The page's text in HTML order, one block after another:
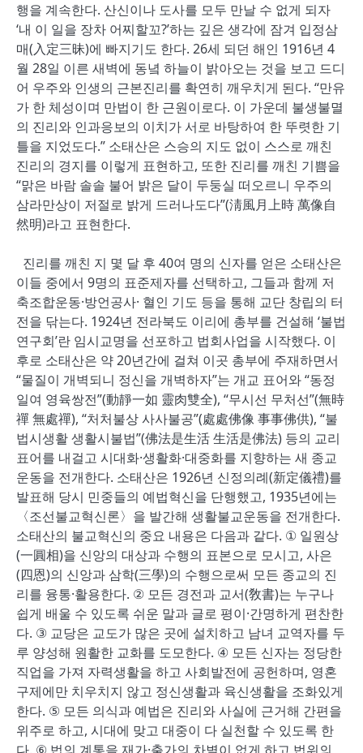
행을 계속한다. 산신이나 도사를 모두 만날 수 없게 되자
‘내 이 일을 장차 어찌할꼬?’하는 깊은 생각에 잠겨 입정삼
매(入定三昧)에 빠지기도 한다. 26세 되던 해인 1916년 4
월 28일 이른 새벽에 동녘 하늘이 밝아오는 것을 보고 드디
어 우주와 인생의 근본진리를 확연히 깨우치게 된다. “만유
가 한 체성이며 만법이 한 근원이로다. 이 가운데 불생불멸
의 진리와 인과응보의 이치가 서로 바탕하여 한 뚜렷한 기
틀을 지었도다.” 소태산은 스승의 지도 없이 스스로 깨친
진리의 경지를 이렇게 표현하고, 또한 진리를 깨친 기쁨을
“맑은 바람 솔솔 불어 밝은 달이 두둥실 떠오르니 우주의
삼라만상이 저절로 밝게 드러나도다”(淸風月上時 萬像自
然明)라고 표현한다.
진리를 깨친 지 몇 달 후 40여 명의 신자를 얻은 소태산은
이들 중에서 9명의 표준제자를 선택하고, 그들과 함께 저
축조합운동·방언공사· 혈인 기도 등을 통해 교단 창립의 터
전을 닦는다. 1924년 전라북도 이리에 총부를 건설해 ‘불법
연구회’란 임시교명을 선포하고 법회사업을 시작했다. 이
후로 소태산은 약 20년간에 걸쳐 이곳 총부에 주재하면서
“물질이 개벽되니 정신을 개벽하자”는 개교 표어와 “동정
일여 영육쌍전”(動靜一如 靈肉雙全), “무시선 무처선”(無時
禪 無處禪), “처처불상 사사불공”(處處佛像 事事佛供), “불
법시생활 생활시불법”(佛法是生活 生活是佛法) 등의 교리
표어를 내걸고 시대화·생활화·대중화를 지향하는 새 종교
운동을 전개한다. 소태산은 1926년 신정의례(新定儀禮)를
발표해 당시 민중들의 예법혁신을 단행했고, 1935년에는
〈조선불교혁신론〉을 발간해 생활불교운동을 전개한다.
소태산의 불교혁신의 중요 내용은 다음과 같다. ① 일원상
(一圓相)을 신앙의 대상과 수행의 표본으로 모시고, 사은
(四恩)의 신앙과 삼학(三學)의 수행으로써 모든 종교의 진
리를 융통·활용한다. ② 모든 경전과 교서(敎書)는 누구나
쉽게 배울 수 있도록 쉬운 말과 글로 평이·간명하게 편찬한
다. ③ 교당은 교도가 많은 곳에 설치하고 남녀 교역자를 두
루 양성해 원활한 교화를 도모한다. ④ 모든 신자는 정당한
직업을 가져 자력생활을 하고 사회발전에 공헌하며, 영혼
구제에만 치우치지 않고 정신생활과 육신생활을 조화있게
한다. ⑤ 모든 의식과 예법은 진리와 사실에 근거해 간편을
위주로 하고, 시대에 맞고 대중이 다 실천할 수 있도록 한